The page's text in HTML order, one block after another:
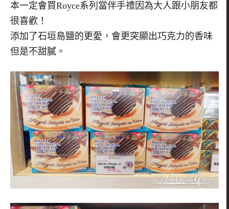
本一定會買Royce系列當伴手禮因為大人跟小朋友都
很喜歡！
添加了石垣島鹽的更愛，會更突顯出巧克力的香味
但是不甜膩。